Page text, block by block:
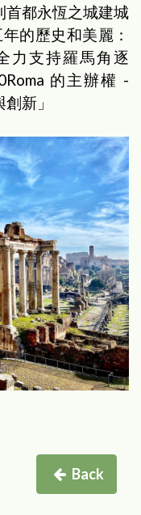
首都永恆之城建城
的歷史和美麗：
力支持羅馬角逐
的主辦權 -
新」
Back